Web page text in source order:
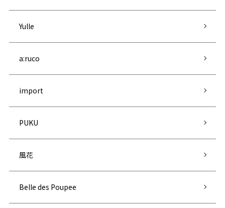
Yulle
a:ruco
import
PUKU
風花
Belle des Poupee